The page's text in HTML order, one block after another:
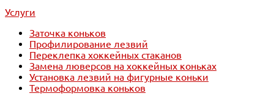
Услуги
Заточка коньков
Профилирование лезвий
Переклепка хоккейных стаканов
Замена люверсов на хоккейных коньках
Установка лезвий на фигурные коньки
Термоформовка коньков